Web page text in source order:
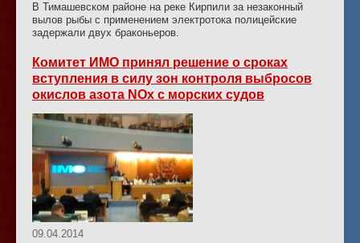
В Тимашевском районе на реке Кирпили за незаконный
вылов рыбы с применением электротока полицейские
задержали двух браконьеров.
Комитет ИМО принял решение о сроках
вступления в силу зон контроля выбросов
окислов азота NOx с морских судов
09.04.2014